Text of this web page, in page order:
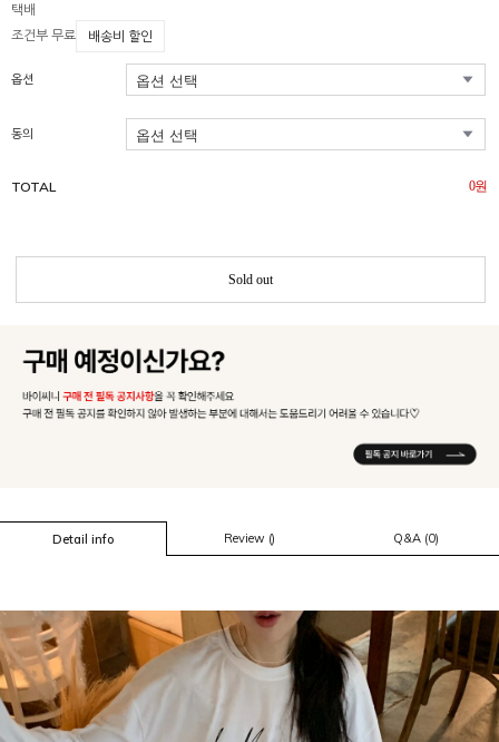
택배
조건부 무료
배송비 할인
옵션
동의
TOTAL 0원
Sold out
Detail info Review () Q&A (0)